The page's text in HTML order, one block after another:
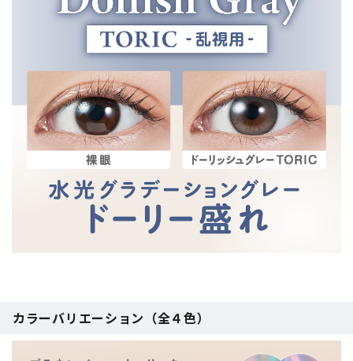
カラーバリエーション（全４色）